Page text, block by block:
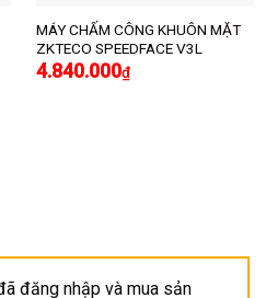
MÁY CHẤM CÔNG KHUÔN MẶT
ZKTECO SPEEDFACE V3L
4.840.000₫
đăng nhập và mua sản